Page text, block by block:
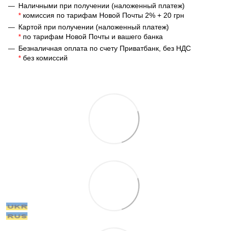
Наличными при получении (наложенный платеж)
* комиссия по тарифам Новой Почты 2% + 20 грн
Картой при получении (наложенный платеж)
* по тарифам Новой Почты и вашего банка
Безналичная оплата по счету Приватбанк, без НДС
* без комиссий